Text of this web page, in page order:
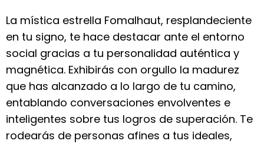
La mística estrella Fomalhaut, resplandeciente
en tu signo, te hace destacar ante el entorno
social gracias a tu personalidad auténtica y
magnética. Exhibirás con orgullo la madurez
que has alcanzado a lo largo de tu camino,
entablando conversaciones envolventes e
inteligentes sobre tus logros de superación. Te
rodearás de personas afines a tus ideales,